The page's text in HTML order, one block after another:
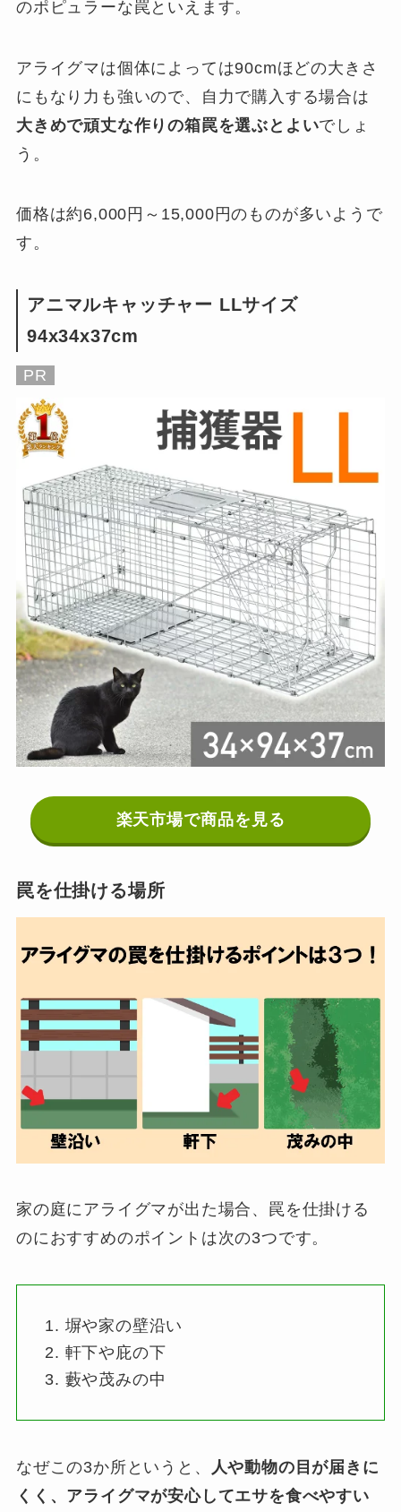
のポピュラーな罠といえます。
アライグマは個体によっては90cmほどの大きさ
にもなり力も強いので、自力で購入する場合は
大きめで頑丈な作りの箱罠を選ぶとよいでしょ
う。
価格は約6,000円～15,000円のものが多いようで
す。
アニマルキャッチャー LLサイズ
94x34x37cm
PR
楽天市場で商品を見る
罠を仕掛ける場所
家の庭にアライグマが出た場合、罠を仕掛ける
のにおすすめのポイントは次の3つです。
塀や家の壁沿い
軒下や庇の下
藪や茂みの中
なぜこの3か所というと、
人や動物の目が届きに
くく、アライグマが安心してエサを食べやすい